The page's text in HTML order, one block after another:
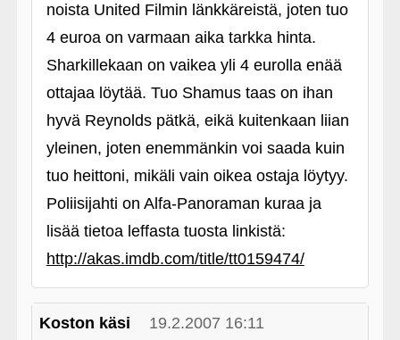
noista United Filmin länkkäreistä, joten tuo
4 euroa on varmaan aika tarkka hinta.
Sharkillekaan on vaikea yli 4 eurolla enää
ottajaa löytää. Tuo Shamus taas on ihan
hyvä Reynolds pätkä, eikä kuitenkaan liian
yleinen, joten enemmänkin voi saada kuin
tuo heittoni, mikäli vain oikea ostaja löytyy.
Poliisijahti on Alfa-Panoraman kuraa ja
lisää tietoa leffasta tuosta linkistä:
http://akas.imdb.com/title/tt0159474/
Koston käsi 19.2.2007 16:11